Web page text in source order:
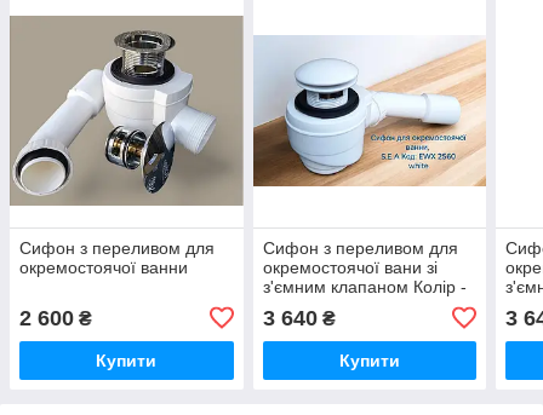
Сифон з переливом для
окремостоячої ванни
2 600 ₴
Купити
Сифон з переливом для
окремостоячої вани зі
з'ємним клапаном Колір -
3 640₴
Купити
3